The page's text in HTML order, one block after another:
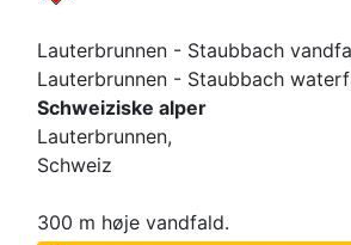
Lauterbrunnen - Staubbach
Lauterbrunnen - Staubbach
Schweiziske alper
Lauterbrunnen,
Schweiz
300 m høje vandfald.